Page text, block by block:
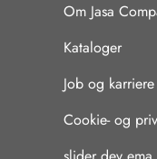
Om Jasa
Kataloger
Job og karriere
Cookie- og